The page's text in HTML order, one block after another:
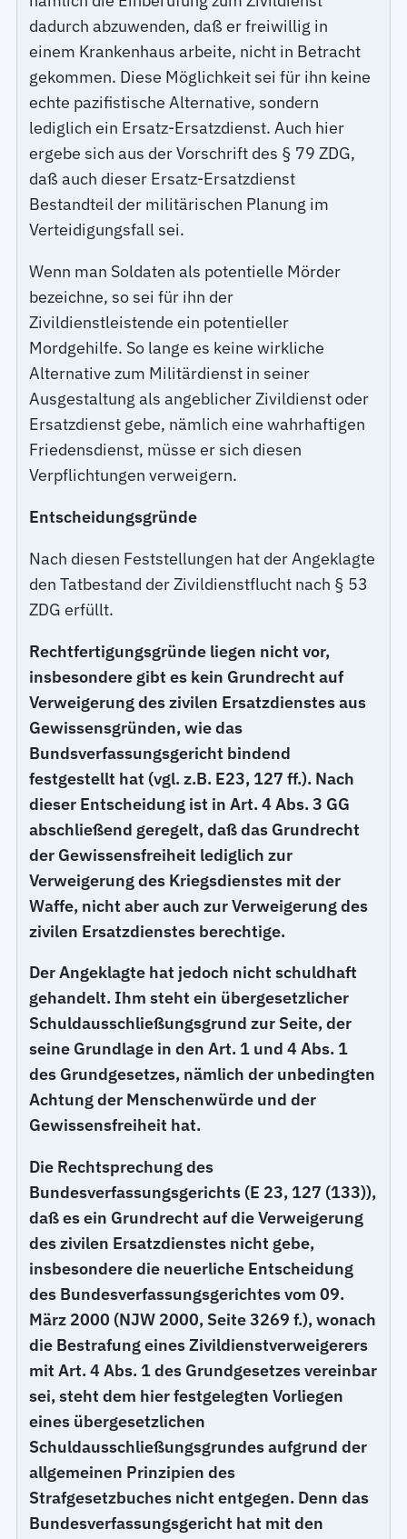
dadurch abzuwenden, daß er freiwillig in
einem Krankenhaus arbeite, nicht in Betracht
gekommen. Diese Möglichkeit sei für ihn keine
echte pazifistische Alternative, sondern
lediglich ein Ersatz-Ersatzdienst. Auch hier
ergebe sich aus der Vorschrift des § 79 ZDG,
daß auch dieser Ersatz-Ersatzdienst
Bestandteil der militärischen Planung im
Verteidigungsfall sei.
Wenn man Soldaten als potentielle Mörder
bezeichne, so sei für ihn der
Zivildienstleistende ein potentieller
Mordgehilfe. So lange es keine wirkliche
Alternative zum Militärdienst in seiner
Ausgestaltung als angeblicher Zivildienst oder
Ersatzdienst gebe, nämlich eine wahrhaftigen
Friedensdienst, müsse er sich diesen
Verpflichtungen verweigern.
Entscheidungsgründe
Nach diesen Feststellungen hat der Angeklagte
den Tatbestand der Zivildienstflucht nach § 53
ZDG erfüllt.
Rechtfertigungsgründe liegen nicht vor,
insbesondere gibt es kein Grundrecht auf
Verweigerung des zivilen Ersatzdienstes aus
Gewissensgründen, wie das
Bundsverfassungsgericht bindend
festgestellt hat (vgl. z.B. E23, 127 ff.). Nach
dieser Entscheidung ist in Art. 4 Abs. 3 GG
abschließend geregelt, daß das Grundrecht
der Gewissensfreiheit lediglich zur
Verweigerung des Kriegsdienstes mit der
Waffe, nicht aber auch zur Verweigerung des
zivilen Ersatzdienstes berechtige.
Der Angeklagte hat jedoch nicht schuldhaft
gehandelt. Ihm steht ein übergesetzlicher
Schuldausschließungsgrund zur Seite, der
seine Grundlage in den Art. 1 und 4 Abs. 1
des Grundgesetzes, nämlich der unbedingten
Achtung der Menschenwürde und der
Gewissensfreiheit hat.
Die Rechtsprechung des
Bundesverfassungsgerichts (E 23, 127 (133)),
daß es ein Grundrecht auf die Verweigerung
des zivilen Ersatzdienstes nicht gebe,
insbesondere die neuerliche Entscheidung
des Bundesverfassungsgerichtes vom 09.
März 2000 (NJW 2000, Seite 3269 f.), wonach
die Bestrafung eines Zivildienstverweigerers
mit Art. 4 Abs. 1 des Grundgesetzes vereinbar
sei, steht dem hier festgelegten Vorliegen
eines übergesetzlichen
Schuldausschließungsgrundes aufgrund der
allgemeinen Prinzipien des
Strafgesetzbuches nicht entgegen. Denn das
Bundesverfassungsgericht hat mit den